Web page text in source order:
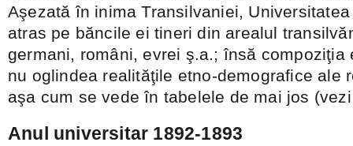
Aşezată în inima Transilvaniei,
atras pe băncile ei tineri din arealul
germani, români, evrei ş.a.; însă compoziţia
nu oglindea realităţile etno-demografice ale
aşa cum se vede în tabelele de mai jos
Anul universitar 1892-1893